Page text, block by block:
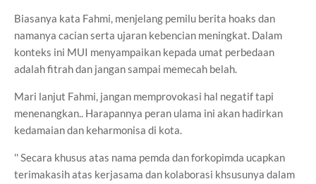
Biasanya kata Fahmi, menjelang pemilu berita hoaks dan
namanya cacian serta ujaran kebencian meningkat. Dalam
konteks ini MUI menyampaikan kepada umat perbedaan
adalah fitrah dan jangan sampai memecah belah.
Mari lanjut Fahmi, jangan memprovokasi hal negatif tapi
menenangkan.. Harapannya peran ulama ini akan hadirkan
kedamaian dan keharmonisa di kota.
'' Secara khusus atas nama pemda dan forkopimda ucapkan
terimakasih atas kerjasama dan kolaborasi khsusunya dalam